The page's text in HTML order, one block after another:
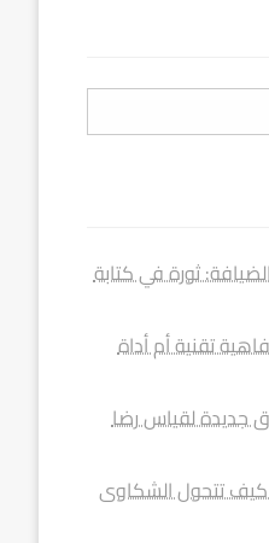
ثورة في كتابة
تقنية أم أداة
جديدة لقياس رضا
كيف تتحول الشكاوى